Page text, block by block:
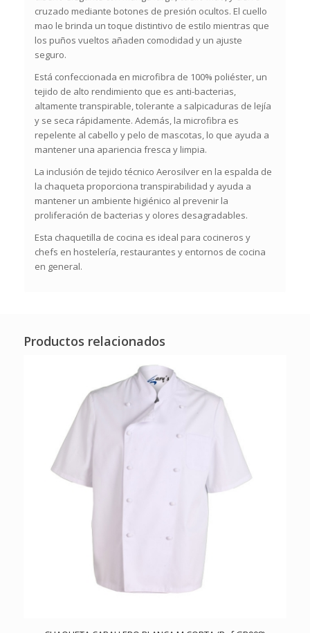
cruzado mediante botones de presión ocultos. El cuello
mao le brinda un toque distintivo de estilo mientras que
los puños vueltos añaden comodidad y un ajuste
seguro.
Está confeccionada en microfibra de 100% poliéster, un
tejido de alto rendimiento que es anti-bacterias,
altamente transpirable, tolerante a salpicaduras de lejía
y se seca rápidamente. Además, la microfibra es
repelente al cabello y pelo de mascotas, lo que ayuda a
mantener una apariencia fresca y limpia.
La inclusión de tejido técnico Aerosilver en la espalda de
la chaqueta proporciona transpirabilidad y ayuda a
mantener un ambiente higiénico al prevenir la
proliferación de bacterias y olores desagradables.
Esta chaquetilla de cocina es ideal para cocineros y
chefs en hostelería, restaurantes y entornos de cocina
en general.
Productos relacionados